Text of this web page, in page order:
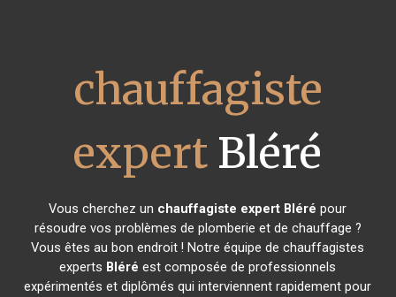
chauffagiste
expert Bléré
Vous cherchez un chauffagiste expert Bléré pour
résoudre vos problèmes de plomberie et de chauffage ?
Vous êtes au bon endroit ! Notre équipe de chauffagistes
experts Bléré est composée de professionnels
expérimentés et diplômés qui interviennent rapidement pour